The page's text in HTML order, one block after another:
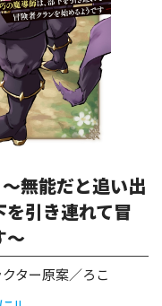
無能だと追い出
を引き連れて冒
～
ター原案／ろこ